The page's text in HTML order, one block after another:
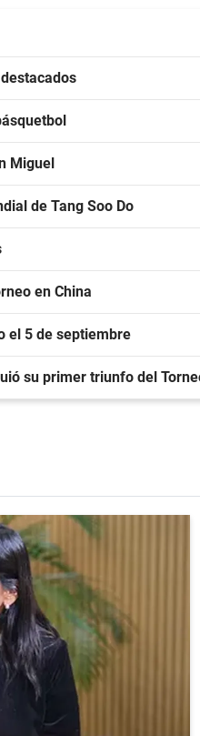
Miguel
de Tang Soo Do
en China
el 5 de septiembre
su primer triunfo del